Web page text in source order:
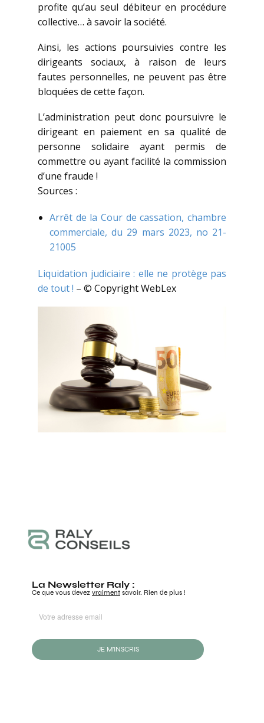
profite qu’au seul débiteur en procédure
collective… à savoir la société.
Ainsi, les actions poursuivies contre les
dirigeants sociaux, à raison de leurs
fautes personnelles, ne peuvent pas être
bloquées de cette façon.
L’administration peut donc poursuivre le
dirigeant en paiement en sa qualité de
personne solidaire ayant permis de
commettre ou ayant facilité la commission
d’une fraude !
Sources :
Arrêt de la Cour de cassation, chambre
commerciale, du 29 mars 2023, no 21-
21005
Liquidation judiciaire : elle ne protège pas
de tout ! – © Copyright WebLex
La Newsletter Raly :
Ce que vous devez vraiment savoir. Rien de plus !
JE M'INSCRIS